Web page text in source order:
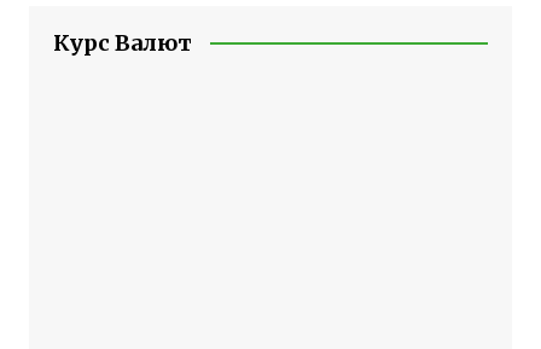
Курс Валют